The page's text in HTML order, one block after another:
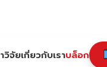
วิจัยเกี่ยวกับเราบล็อก